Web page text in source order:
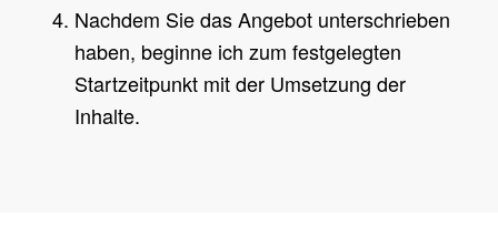
Nachdem Sie das Angebot unterschrieben
haben, beginne ich zum festgelegten
Startzeitpunkt mit der Umsetzung der
Inhalte.